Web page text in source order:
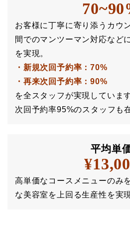
7
お客様に丁寧に寄り添うカウ
間でのマンツーマン対応など
を実現。
・新規次回予約率：70%
・再来次回予約率：90%
を全スタッフが実現しています
次回予約率95%のスタッフも
平均単
高単価なコースメニューのみ
な美容室を上回る生産性を実